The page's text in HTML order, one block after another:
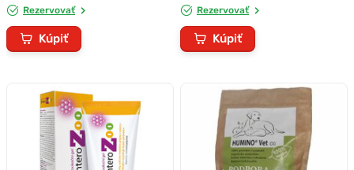
Rezervovať
Kúpiť
Rezervovať
Kúpiť